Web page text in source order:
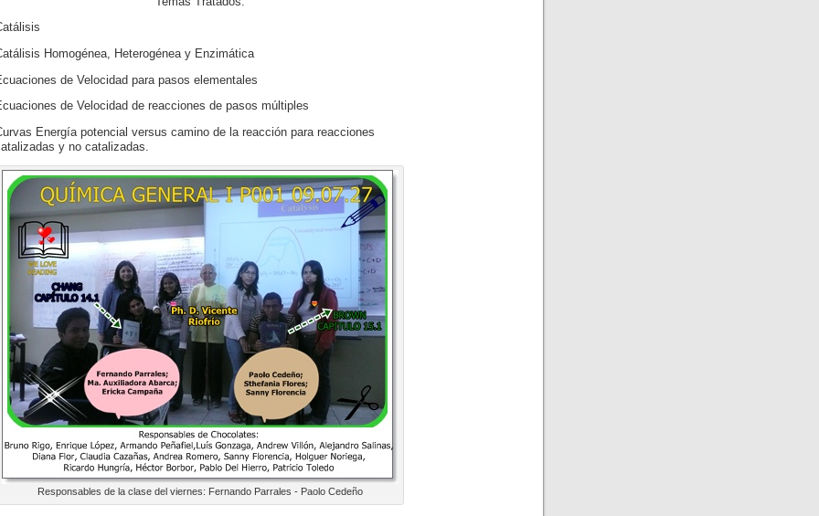
Homogénea, Heterogénea y Enzimática
de Velocidad para pasos elementales
de Velocidad de reacciones de pasos múltiples
Energía potencial versus camino de la reacción para reacciones
y no catalizadas.
Responsables de la clase del viernes: Fernando Parrales - Paolo Cedeño